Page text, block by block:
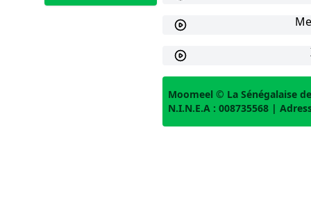
Moomeel © La Sénégalaise
N.I.N.E.A : 008735568 |